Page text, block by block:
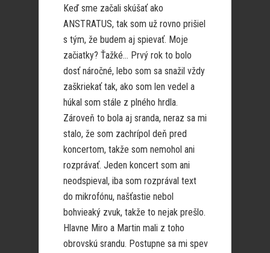
Keď sme začali skúšať ako
ANSTRATUS, tak som už rovno prišiel
s tým, že budem aj spievať. Moje
začiatky? Ťažké… Prvý rok to bolo
dosť náročné, lebo som sa snažil vždy
zaškriekať tak, ako som len vedel a
húkal som stále z plného hrdla.
Zároveň to bola aj sranda, neraz sa mi
stalo, že som zachrípol deň pred
koncertom, takže som nemohol ani
rozprávať. Jeden koncert som ani
neodspieval, iba som rozprával text
do mikrofónu, našťastie nebol
bohvieaký zvuk, takže to nejak prešlo.
Hlavne Miro a Martin mali z toho
obrovskú srandu. Postupne sa mi spev